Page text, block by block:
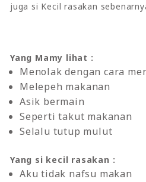
juga si Kecil rasakan
Yang Mamy lihat :
Menolak dengan cara
Melepeh makanan
Asik bermain
Seperti takut makanan
Selalu tutup mulut
Yang si kecil rasakan :
Aku tidak nafsu makan